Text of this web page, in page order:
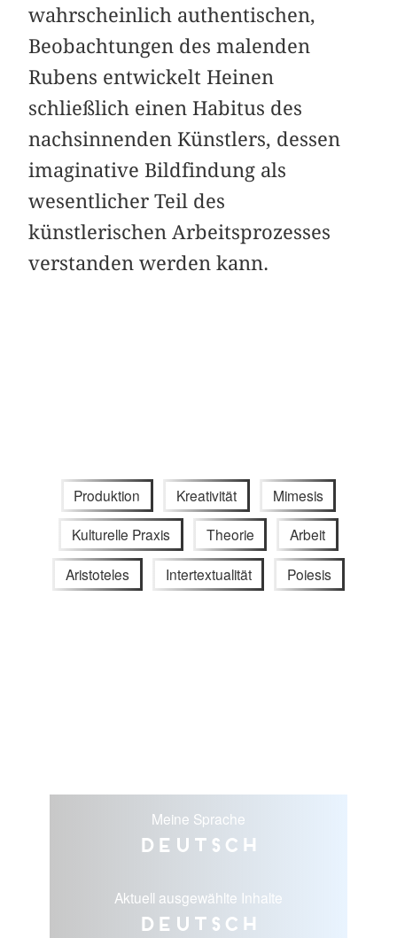
wahrscheinlich authentischen,
Beobachtungen des malenden
Rubens entwickelt Heinen
schließlich einen Habitus des
nachsinnenden Künstlers, dessen
imaginative Bildfindung als
wesentlicher Teil des
künstlerischen Arbeitsprozesses
verstanden werden kann.
Produktion Kreativität Mimesis
Kulturelle Praxis Theorie Arbeit
Aristoteles Intertextualität Poiesis
Meine Sprache
Deutsch
Aktuell ausgewählte Inhalte
Deutsch